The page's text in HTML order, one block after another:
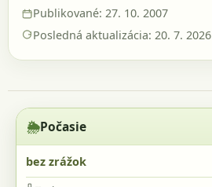
Publikované: 27. 10. 2007
Posledná aktualizácia: 20. 7. 2026
🌦️Počasie
bez zrážok